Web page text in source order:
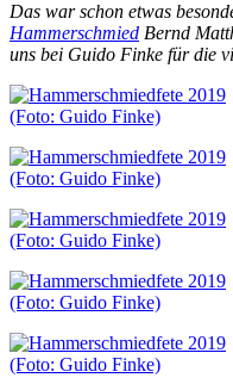
Das war schon etwas
Hammerschmied Bernd
uns bei Guido Finke für die